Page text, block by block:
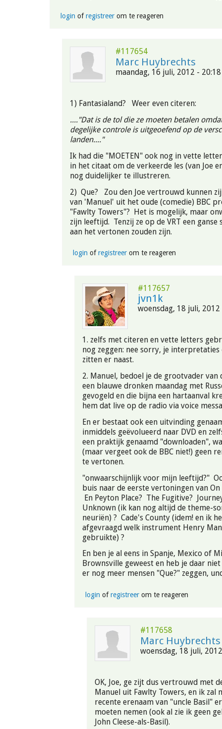
login ofregistreerom te reageren
#117654
Marc Huybrechts
maandag, 16 juli, 2012 - 20:18
1) Fantasialand? Weer even citeren:
...."Dat is de tol die ze moeten betalen
degelijke controle is uitgeoefend op de
landen...."
Ik had die "MOETEN" ook nog in vette
in het citaat om de verkeerde les (van Joe
nog duidelijker te illustreren.
2) Que? Zou den Joe vertrouwd kunnen
van 'Manuel' uit het oude (comedie) BBC
"Fawlty Towers"? Het is mogelijk, maar
zijn leeftijd. Tenzij ze op de VRT een ganse
aan het vertonen zouden zijn.
login ofregistreerom te reageren
#117657
jvn1k
woensdag, 18 juli, 2012
1. zelfs met citeren en vette letters
nog zeggen: nee sorry, je interpretaties
zitten er naast.
2. Manuel, bedoel je de grootvader
een blauwe dronken maandag met
gevogeld en die bijna een hartaanval
hem dat live op de radio via voice
En er bestaat ook een uitvinding
inmiddels geëvolueerd naar DVD en
een praktijk genaamd "downloaden",
(maar vergeet ook de BBC niet!) geen
te vertonen.
"onwaarschijnlijk voor mijn leeftijd?"
buis naar de eerste vertoningen van On
En Peyton Place? The Fugitive?
Unknown (ik kan nog altijd de theme-
neuriën) ? Cade's County (idem! en ik
afgevraagd welk instrument Henry
gebruikte) ?
En ben je al eens in Spanje, Mexico of
Brownsville geweest en heb je daar
er nog meer mensen "Que?" zeggen,
login ofregistreerom te reageren
#117658
Marc Huybrechts
woensdag, 18 juli,
OK, Joe, ge zijt dus vertrouwd met
Manuel uit Fawlty Towers, en ik zal
recente erenaam van "uncle Basil"
moeten nemen (ook al zie ik geen
John Cleese-als-Basil).